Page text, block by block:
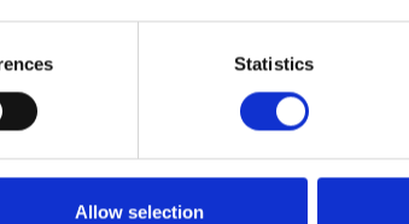
Statistics
Allow selection
a quando nel 1997 fondarono il VOHC
da nove membri, dentisti veterinari,
e dal Consiglio di Amministrazione
e le procedure del Concilio.